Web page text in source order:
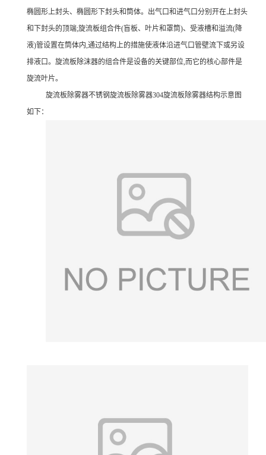
椭圆形上封头、椭圆形下封头和筒体。出气口和进气口分别开在上封头
和下封头的顶端;旋流板组合件(盲板、叶片和罩筒)、受液槽和溢流(降
液)管设置在筒体内,通过结构上的措施使液体沿进气口管壁流下或另设
排液口。旋流板除沫器的组合件是设备的关键部位, 而它的核心部件是
旋流叶片。
旋流板除雾器不锈钢旋流板除雾器304旋流板除雾器结构示意图
如下：